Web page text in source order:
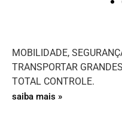
MOBILIDADE,
TRANSPORTAR
TOTAL CONTROLE.
saiba mais »